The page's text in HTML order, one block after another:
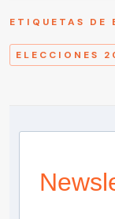
ETIQUETAS DE
ELECCIONES